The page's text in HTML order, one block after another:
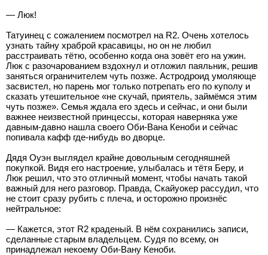
— Люк!
Татуинец с сожалением посмотрел на R2. Очень хотелось
узнать тайну храброй красавицы, но он не любил
расстраивать тётю, особенно когда она зовёт его на ужин.
Люк с разочарованием вздохнул и отложил паяльник, решив
заняться ограничителем чуть позже. Астродроид умоляюще
засвистел, но парень мог только потрепать его по куполу и
сказать утешительное «не скучай, приятель, займёмся этим
чуть позже». Семья ждала его здесь и сейчас, и они были
важнее неизвестной принцессы, которая наверняка уже
давным-давно нашла своего Оби-Вана Кеноби и сейчас
попивала кафф где-нибудь во дворце.
Дядя Оуэн выглядел крайне довольным сегодняшней
покупкой. Видя его настроение, улыбалась и тётя Беру, и
Люк решил, что это отличный момент, чтобы начать такой
важный для него разговор. Правда, Скайуокер рассудил, что
не стоит сразу рубить с плеча, и осторожно произнёс
нейтральное:
— Кажется, этот R2 краденый. В нём сохранились записи,
сделанные старым владельцем. Судя по всему, он
принадлежал некоему Оби-Вану Кеноби.